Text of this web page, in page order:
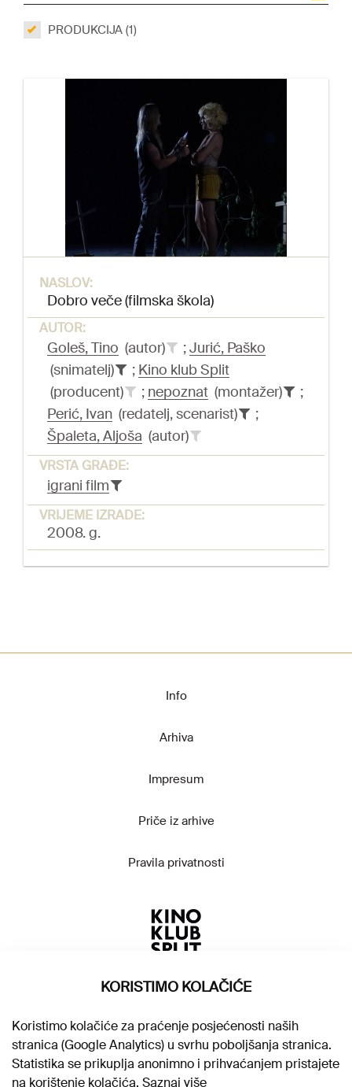
PRODUKCIJA (1)
NASLOV:
Dobro veče (filmska škola)
AUTOR:
Goleš, Tino (autor) ;Jurić, Paško
(snimatelj)
; Kino klub Split
(producent)
; nepoznat (montažer)
;
Perić, Ivan (redatelj, scenarist)
;
Špaleta, Aljoša (autor)
VRSTA GRAĐE:
igrani film
VRIJEME IZRADE:
2008. g.
Info
Arhiva
Impresum
Priče iz arhive
Pravila privatnosti
KORISTIMO KOLAČIĆE
Koristimo kolačiće za praćenje posjećenosti naših
stranica (Google Analytics) u svrhu poboljšanja stranica.
Statistika se prikuplja anonimno i prihvaćanjem pristajete
na korištenje kolačića. Saznaj više